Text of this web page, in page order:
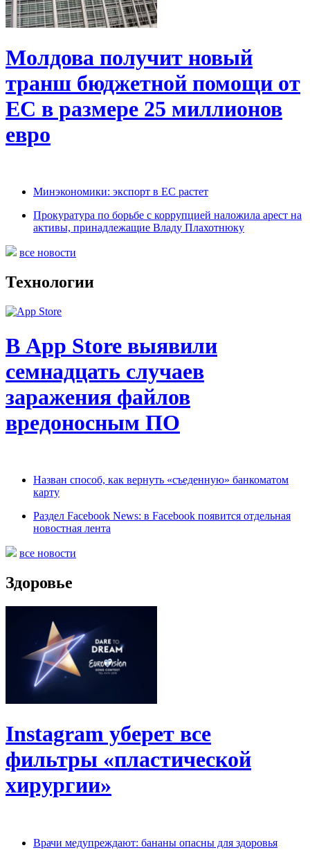
Молдова получит новый
транш бюджетной помощи от
ЕС в размере 25 миллионов
евро
Минэкономики: экспорт в ЕС растет
Прокуратура по борьбе с коррупцией наложила арест на
активы, принадлежащие Владу Плахотнюку
все новости
Технологии
В App Store выявили
семнадцать случаев
заражения файлов
вредоносным ПО
Назван способ, как вернуть «съеденную» банкоматом
карту
Раздел Facebook News: в Facebook появится отдельная
новостная лента
все новости
Здоровье
Instagram уберет все
фильтры «пластической
хирургии»
Врачи медупреждают: бананы опасны для здоровья